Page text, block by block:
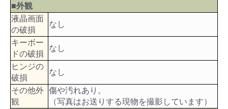
■外観
液晶画面
の破損
なし
キーボー
ドの破損
なし
ヒンジの
破損
なし
その他外
観
傷や汚れあり。
（写真はお送りする現物を撮影しています）